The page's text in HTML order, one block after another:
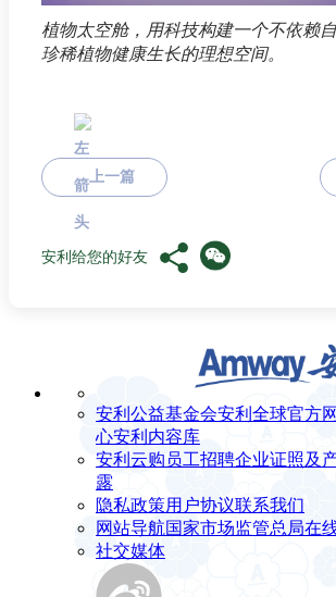
植物太空舱，用科技构建一个不依赖
珍稀植物健康生长的理想空间。
上一篇
安利给您的好友
安利公益基金会安利全球官方
心安利内容库
安利云购 员工招聘企业证照及
露
隐私政策用户协议联系我们
网站导航国家市场监管总局在
社交媒体